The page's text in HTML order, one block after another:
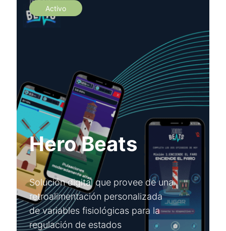
Hero Beats
Solución digital que provee de una
retroalimentación personalizada
de variables fisiológicas para la
regulación de estados
Activo